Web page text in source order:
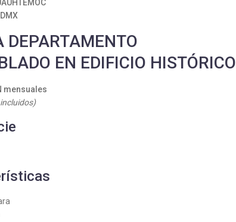
DEPARTAMENTO
EN EDIFICIO HISTÓRICO
mensuales